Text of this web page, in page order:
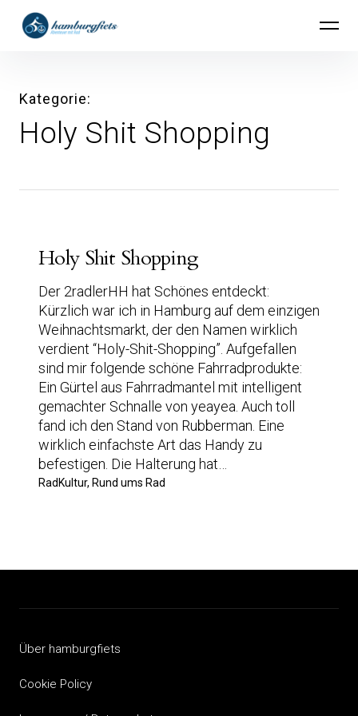
überspringen
hamburgfiets – Abenteuer mit Rad
Kategorie
Holy Shit Shopping
Holy Shit Shopping
Der 2radlerHH hat Schönes entdeckt:
Kürzlich war ich in Hamburg auf dem einzigen
Weihnachtsmarkt, der den Namen wirklich
verdient “Holy-Shit-Shopping”. Aufgefallen
sind mir folgende schöne Fahrradprodukte:
Ein Gürtel aus Fahrradmantel mit intelligent
gemachter Schnalle von yeayea. Auch toll
fand ich den Stand von Rubberman. Eine
wirklich einfachste Art das Handy zu
befestigen. Die Halterung hat…
RadKultur, Rund ums Rad
Über hamburgfiets
Cookie Policy